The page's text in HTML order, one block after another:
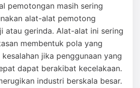
pemotongan masih sering
alat-alat pemotong
atau gerinda. Alat-alat ini sering
membentuk pola yang
jika penggunaan yang
dapat berakibat kecelakaan.
industri berskala besar.